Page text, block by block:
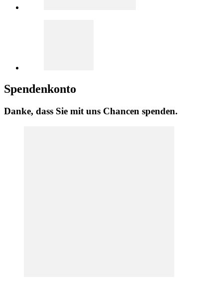
Spendenkonto
Danke, dass Sie mit uns Chancen spenden.